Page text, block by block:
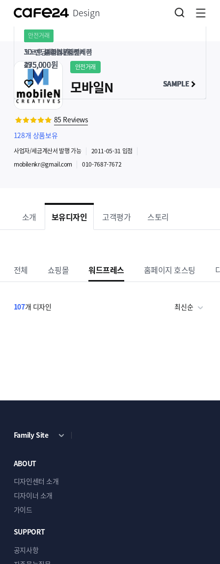
Design
안전거래
모바일N
85 Reviews
128개 상품보유
사업자/세금계산서 발행 가능 2011-05-31 입점
mobilenkr@gmail.com
010-7687-7672
소개 보유디자인 고객평가 스토리
전체 쇼핑몰 워드프레스 홈페이지 호스팅
107개 디자인 최신순
안전거래
노코드 드론
275,000원
SAMPLE
안전거래
노코드 댄스학원
275,000원
SAMPLE
안전거래
노코드 오피스
275,000원
SAMPLE
안전거래
노코드 피부과
275,000원
SAMPLE
안전거래
노코드 법무법인
275,000원
SAMPLE
안전거래
노코드 부티크플라워
275,000원
SAMPLE
안전거래
3D 랜딩페이지/천문대
495,000원
SAMPLE
안전거래
3D 랜딩페이지/로봇
495,000원
SAMPLE
안전거래
3D 랜딩페이지/자전거
495,000원
SAMPLE
안전거래
3D 랜딩페이지/스킨케어
495,000원
SAMPLE
안전거래
3D 랜딩페이지/영상제작
495,000원
SAMPLE
안전거래
3D 랜딩페이지/자연식품
495,000원
SAMPLE
Family Site
ABOUT
디자인센터 소개
디자이너 소개
가이드
SUPPORT
공지사항